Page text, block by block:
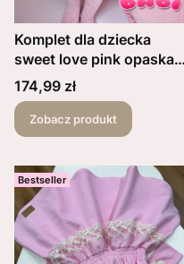
Komplet dla dziecka
sweet love pink opaska
pin up plus body lub
bluzka + spódniczka z
falbankami
Cena
174,99 zł
Zobacz produkt
Bestseller